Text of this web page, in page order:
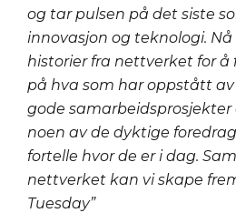
og tar pulsen på det siste
innovasjon og teknologi.
historier fra nettverket for å
på hva som har oppstått
gode
noen av de dyktige
fortelle hvor de er i dag.
nettverket kan vi skape
Tuesday”